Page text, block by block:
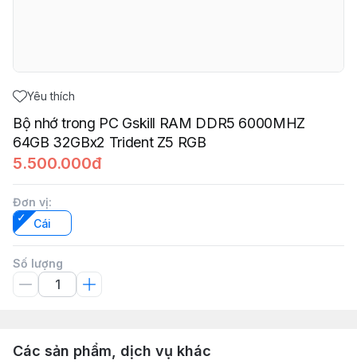
Yêu thích
Bộ nhớ trong PC Gskill RAM DDR5 6000MHZ
64GB 32GBx2 Trident Z5 RGB
5.500.000đ
Đơn vị:
Cái
Số lượng
Các sản phẩm, dịch vụ khác